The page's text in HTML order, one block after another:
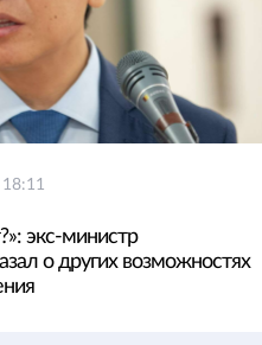
18:11
экс-министр
о других возможностях